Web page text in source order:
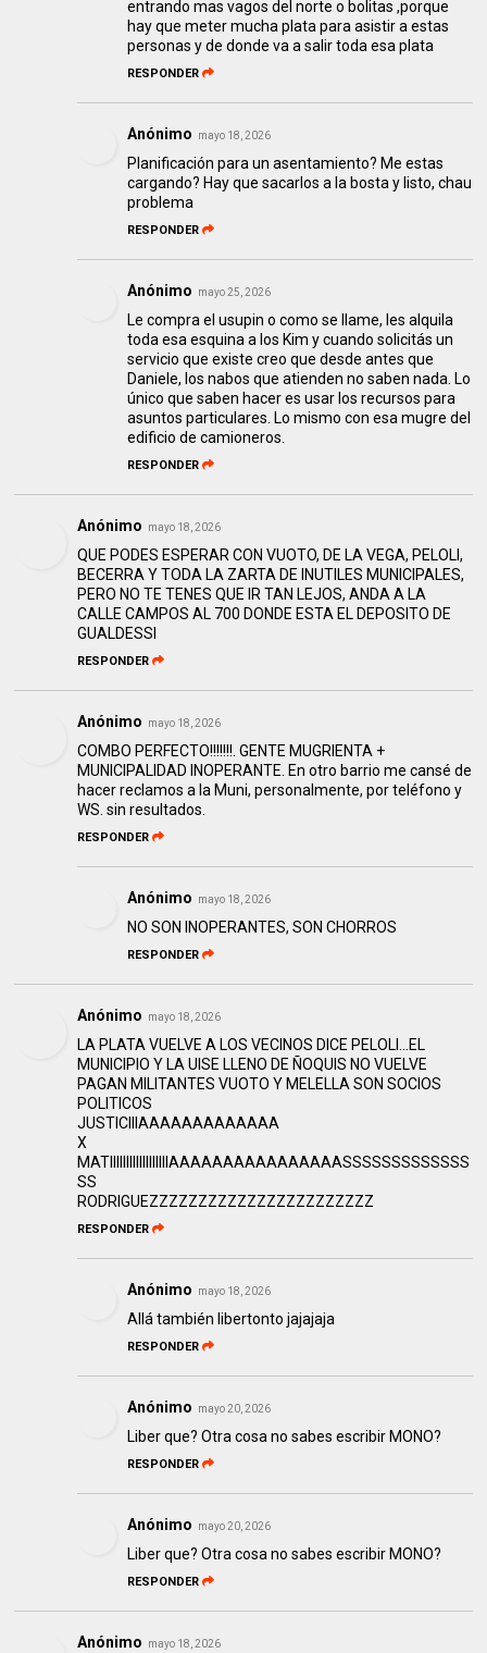
entrando mas vagos del norte o bolitas ,porque
hay que meter mucha plata para asistir a estas
personas y de donde va a salir toda esa plata
RESPONDER
Anónimo mayo 18, 2026
Planificación para un asentamiento? Me estas
cargando? Hay que sacarlos a la bosta y listo, chau
problema
RESPONDER
Anónimo mayo 25, 2026
Le compra el usupin o como se llame, les alquila
toda esa esquina a los Kim y cuando solicitás un
servicio que existe creo que desde antes que
Daniele, los nabos que atienden no saben nada. Lo
único que saben hacer es usar los recursos para
asuntos particulares. Lo mismo con esa mugre del
edificio de camioneros.
RESPONDER
Anónimo mayo 18, 2026
QUE PODES ESPERAR CON VUOTO, DE LA VEGA, PELOLI,
BECERRA Y TODA LA ZARTA DE INUTILES MUNICIPALES,
PERO NO TE TENES QUE IR TAN LEJOS, ANDA A LA
CALLE CAMPOS AL 700 DONDE ESTA EL DEPOSITO DE
GUALDESSI
RESPONDER
Anónimo mayo 18, 2026
COMBO PERFECTO!!!!!!!. GENTE MUGRIENTA +
MUNICIPALIDAD INOPERANTE. En otro barrio me cansé de
hacer reclamos a la Muni, personalmente, por teléfono y
WS. sin resultados.
RESPONDER
Anónimo mayo 18, 2026
NO SON INOPERANTES, SON CHORROS
RESPONDER
Anónimo mayo 18, 2026
LA PLATA VUELVE A LOS VECINOS DICE PELOLI...EL
MUNICIPIO Y LA UISE LLENO DE ÑOQUIS NO VUELVE
PAGAN MILITANTES VUOTO Y MELELLA SON SOCIOS
POLITICOS
JUSTICIIIAAAAAAAAAAAAA
X
MATIIIIIIIIIIIIIIIIIIAAAAAAAAAAAAAAAASSSSSSSSSSSSS
SS
RODRIGUEZZZZZZZZZZZZZZZZZZZZZZZ
RESPONDER
Anónimo mayo 18, 2026
Allá también libertonto jajajaja
RESPONDER
Anónimo mayo 20, 2026
Liber que? Otra cosa no sabes escribir MONO?
RESPONDER
Anónimo mayo 20, 2026
Liber que? Otra cosa no sabes escribir MONO?
RESPONDER
Anónimo mayo 18, 2026